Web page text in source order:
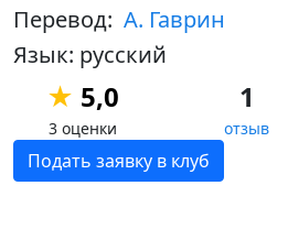
Перевод: А. Гаврин
Язык: русский
★ 5,0
3 оценки
1
отзыв
Подать заявку в клуб